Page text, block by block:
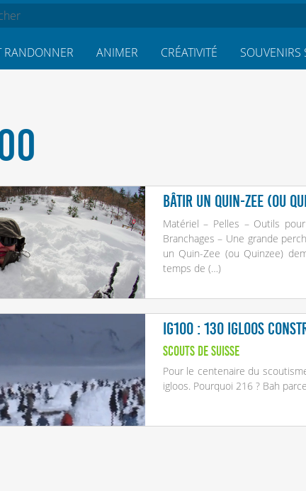
RANDONNER ANIMER CRÉATIVITÉ SOUVENIRS
Bâtir un Quin-Zee (ou
Matériel – Pelles – Outils
Branchages – Une grande
un Quin-Zee (ou Quinzee)
temps de (…)
IG100 : 130 igloos
Scouts de Suisse
Pour le centenaire du
igloos. Pourquoi 216 ? Bah